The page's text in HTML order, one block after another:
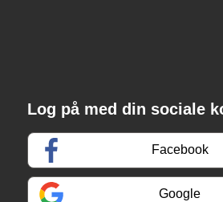
Log på med din sociale
Facebook
Google